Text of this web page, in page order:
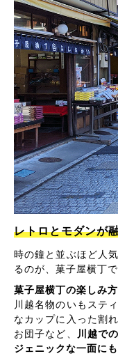
レトロとモダンが
時の鐘と並ぶほど人
るのが、菓子屋横丁で
菓子屋横丁の楽しみ
川越名物のいもステ
なカップに入った割
お団子など、
川越で
ジェニックな一面にも